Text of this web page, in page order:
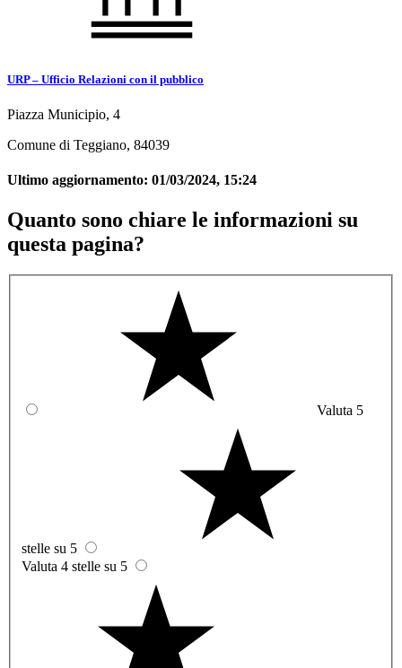
URP – Ufficio Relazioni con il pubblico
Piazza Municipio, 4
Comune di Teggiano, 84039
Ultimo aggiornamento: 01/03/2024, 15:24
Quanto sono chiare le informazioni su
questa pagina?
Valuta 5
stelle su 5
Valuta 4 stelle su 5